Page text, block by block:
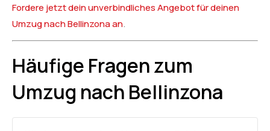
Fordere jetzt dein unverbindliches Angebot für deinen
Umzug nach Bellinzona an.
Häufige Fragen zum
Umzug nach Bellinzona